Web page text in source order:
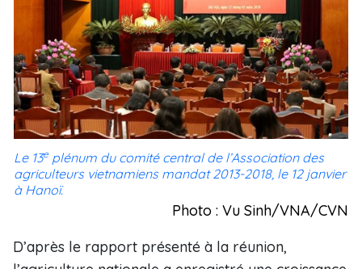
Le 13e plénum du comité central de l’Association des
agriculteurs vietnamiens mandat 2013-2018, le 12 janvier
à Hanoï.
Photo : Vu Sinh/VNA/CVN
D’après le rapport présenté à la réunion,